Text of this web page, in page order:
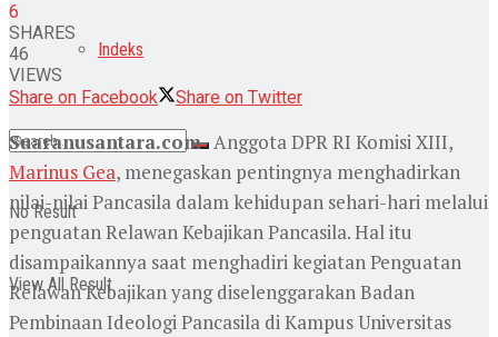
Indeks
No Result
View All Result
6
SHARES
46
VIEWS
Share on Facebook
Share on Twitter
Suaranusantara.com-Anggota DPR RI Komisi XIII,
Marinus Gea, menegaskan pentingnya menghadirkan
nilai-nilai Pancasila dalam kehidupan sehari-hari melalui
penguatan Relawan Kebajikan Pancasila. Hal itu
disampaikannya saat menghadiri kegiatan Penguatan
Relawan Kebajikan yang diselenggarakan Badan
Pembinaan Ideologi Pancasila di Kampus Universitas